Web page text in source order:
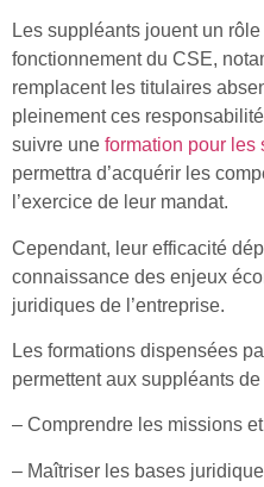
Les suppléants jouent un
fonctionnement du CSE,
remplacent les titulaires
pleinement ces
suivre une formation pour les
permettra d’acquérir les
l’exercice de leur mandat.
Cependant, leur efficacité
connaissance des enjeux
juridiques de l’entreprise.
Les formations dispensées
permettent aux suppléants de
– Comprendre les missions
– Maîtriser les bases